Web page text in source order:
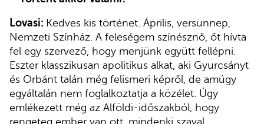
Lovasi: Kedves kis történet. Április, versünnep,
Nemzeti Színház. A feleségem színésznő, őt hívta
fel egy szervező, hogy menjünk együtt fellépni.
Eszter klasszikusan apolitikus alkat, aki Gyurcsányt
és Orbánt talán még felismeri képről, de amúgy
egyáltalán nem foglalkoztatja a közélet. Úgy
emlékezett még az Alföldi-időszakból, hogy